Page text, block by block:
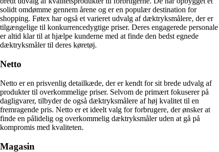
solidt omdømme gennem årene og er en populær destination for
shopping. Føtex har også et varieret udvalg af dæktryksmålere, der er
tilgængelige til konkurrencedygtige priser. Deres engagerede personale
er altid klar til at hjælpe kunderne med at finde den bedst egnede
dæktryksmåler til deres køretøj.
Netto
Netto er en prisvenlig detailkæde, der er kendt for sit brede udvalg af
produkter til overkommelige priser. Selvom de primært fokuserer på
dagligvarer, tilbyder de også dæktryksmålere af høj kvalitet til en
fremragende pris. Netto er et ideelt valg for forbrugere, der ønsker at
finde en pålidelig og overkommelig dæktryksmåler uden at gå på
kompromis med kvaliteten.
Magasin